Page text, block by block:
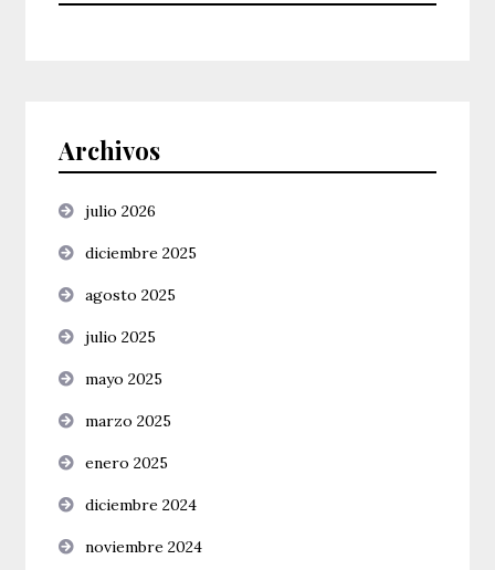
Archivos
julio 2026
diciembre 2025
agosto 2025
julio 2025
mayo 2025
marzo 2025
enero 2025
diciembre 2024
noviembre 2024